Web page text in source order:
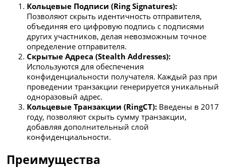
Кольцевые Подписи (Ring Signatures):
Позволяют скрыть идентичность отправителя,
объединяя его цифровую подпись с подписями
других участников, делая невозможным точное
определение отправителя.
Скрытые Адреса (Stealth Addresses):
Используются для обеспечения
конфиденциальности получателя. Каждый раз при
проведении транзакции генерируется уникальный
одноразовый адрес.
Кольцевые Транзакции (RingCT): Введены в 2017
году, позволяют скрыть сумму транзакции,
добавляя дополнительный слой
конфиденциальности.
Преимущества